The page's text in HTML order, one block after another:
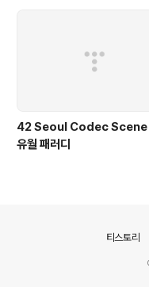
42 Seoul Codec Scene
유월 패러디
티스토리